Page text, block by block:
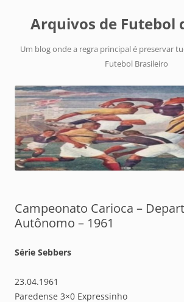
Arquivos de Futebol
Um blog onde a regra principal é preservar
Futebol Brasileiro
Campeonato Carioca –
Autônomo – 1961
Série Sebbers
23.04.1961
Paredense 3×0 Expressinho